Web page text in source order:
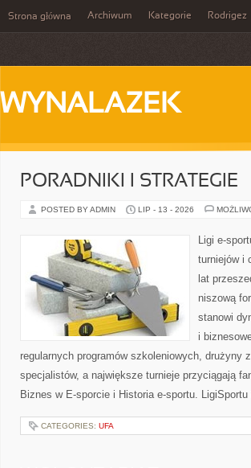
Strona główna Archiwum Kategorie Rodrigez
WYNALAZEK
PORADNIKI I STRATEGIE
POSTED BY ADMIN LIP - 13 - 2026
Ligi e-
turniejów i
lat
niszową
stanowi
i
regularnych programów szkoleniowych, drużyny
specjalistów, a największe turnieje przyciągają
Biznes w E-sporcie i Historia e-sportu.
CATEGORIES: UFA